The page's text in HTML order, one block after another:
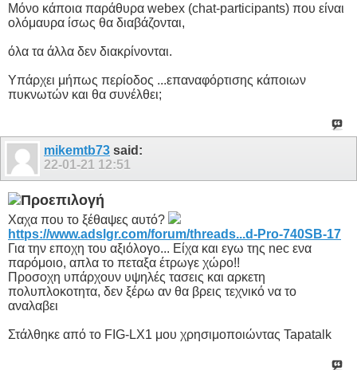
Μόνο κάποια παράθυρα webex (chat-participants) που είναι
ολόμαυρα ίσως θα διαβάζονται,
όλα τα άλλα δεν διακρίνονται.
Υπάρχει μήπως περίοδος ...επαναφόρτισης κάποιων
πυκνωτών και θα συνέλθει;
mikemtb73 said:
22-01-21 12:51
Χαχα που το ξέθαψες αυτό?
https://www.adslgr.com/forum/threads...d-Pro-740SB-17
Για την εποχη του αξιόλογο... Είχα και εγω της nec ενα
παρόμοιο, απλα το πεταξα έτρωγε χώρο!!
Προσοχη υπάρχουν υψηλές τασεις και αρκετη
πολυπλοκοτητα, δεν ξέρω αν θα βρεις τεχνικό να το
αναλαβει
Στάλθηκε από το FIG-LX1 μου χρησιμοποιώντας Tapatalk